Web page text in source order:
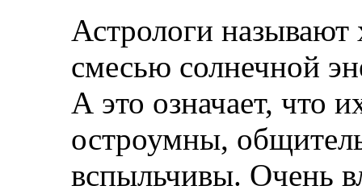
Астрологи называют
смесью солнечной
А это означает, что
остроумны,
вспыльчивы. Очень